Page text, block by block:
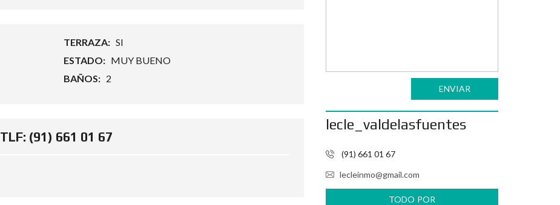
TERRAZA: SI
ESTADO: MUY BUENO
BAÑOS: 2
TLF: (91) 661 01 67
ENVIAR
lecle_valdelasfuentes
(91) 661 01 67
lecleinmo@gmail.com
TODO POR